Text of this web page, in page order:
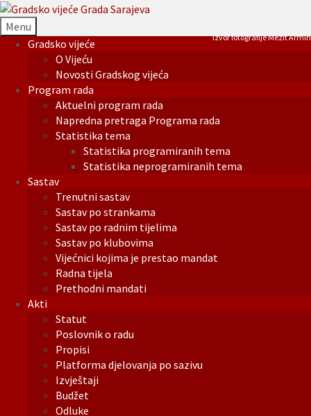
Menu
Gradsko vijeće
O Vijeću
Novosti Gradskog vijeća
Program rada
Aktuelni program rada
Napredna pretraga Programa rada
Statistika tema
Statistika programiranih tema
Statistika neprogramiranih tema
Sastav
Trenutni sastav
Sastav po strankama
Sastav po radnim tijelima
Sastav po klubovima
Vijećnici kojima je prestao mandat
Radna tijela
Prethodni mandati
Akti
Statut
Poslovnik o radu
Propisi
Platforma djelovanja po sazivu
Izvještaji
Budžet
Odluke
Izvor fotografije Mezit Armin